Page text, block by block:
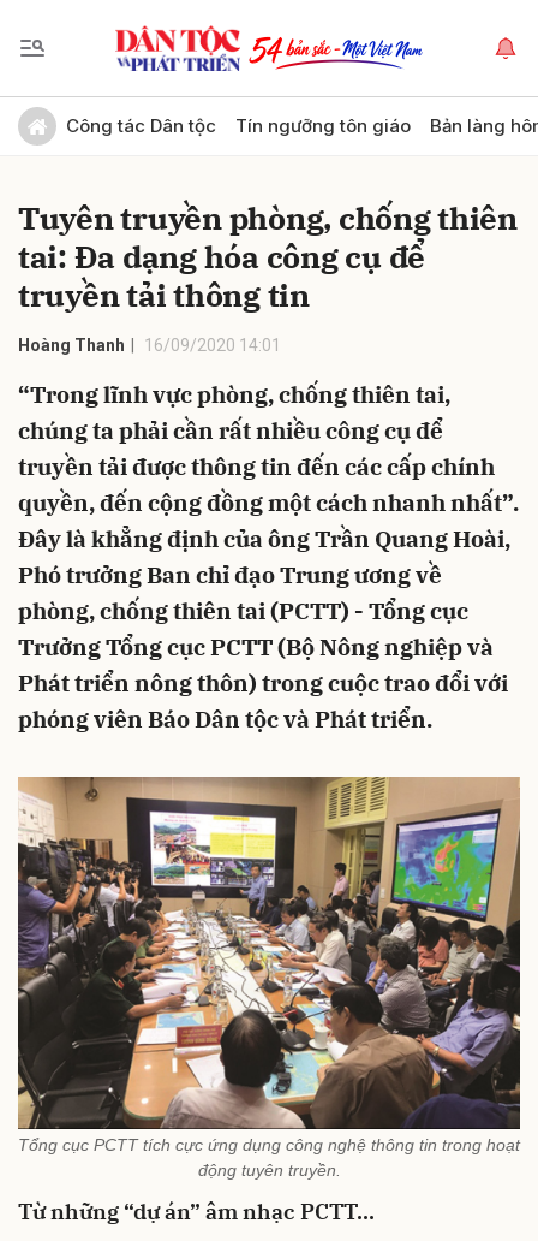
Công tác Dân tộc Tín ngưỡng tôn giáo Bản làng
Tuyên truyền phòng, chống thiên
tai: Đa dạng hóa công cụ để
truyền tải thông tin
Hoàng Thanh 16/09/2020 14:01
“Trong lĩnh vực phòng, chống thiên tai,
chúng ta phải cần rất nhiều công cụ để
truyền tải được thông tin đến các cấp chính
quyền, đến cộng đồng một cách nhanh nhất”.
Đây là khẳng định của ông Trần Quang Hoài,
Phó trưởng Ban chỉ đạo Trung ương về
phòng, chống thiên tai (PCTT) - Tổng cục
Trưởng Tổng cục PCTT (Bộ Nông nghiệp và
Phát triển nông thôn) trong cuộc trao đổi với
phóng viên Báo Dân tộc và Phát triển.
Tổng cục PCTT tích cực ứng dụng công nghệ thông tin trong hoạt
động tuyên truyền.
Từ những “dự án” âm nhạc PCTT…
Gửi bình luận